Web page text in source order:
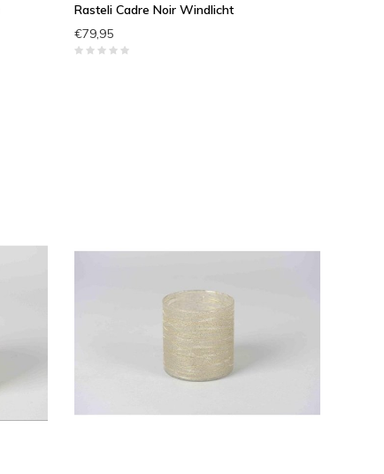
Rasteli Cadre Noir Windlicht
€79,95